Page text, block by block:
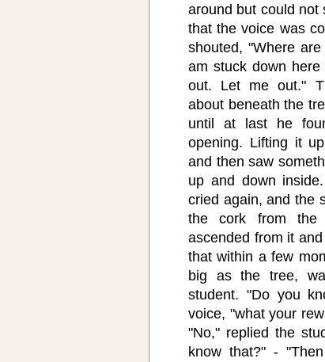
around but could not
that the voice was
shouted, "Where
am stuck down
out. Let me out."
about beneath the
until at last he
opening. Lifting it
and then saw
up and down
cried again, and the
the cork from the
ascended from it
that within a few
big as the tree,
student. "Do you
voice, "what your
"No," replied the
know that?" -